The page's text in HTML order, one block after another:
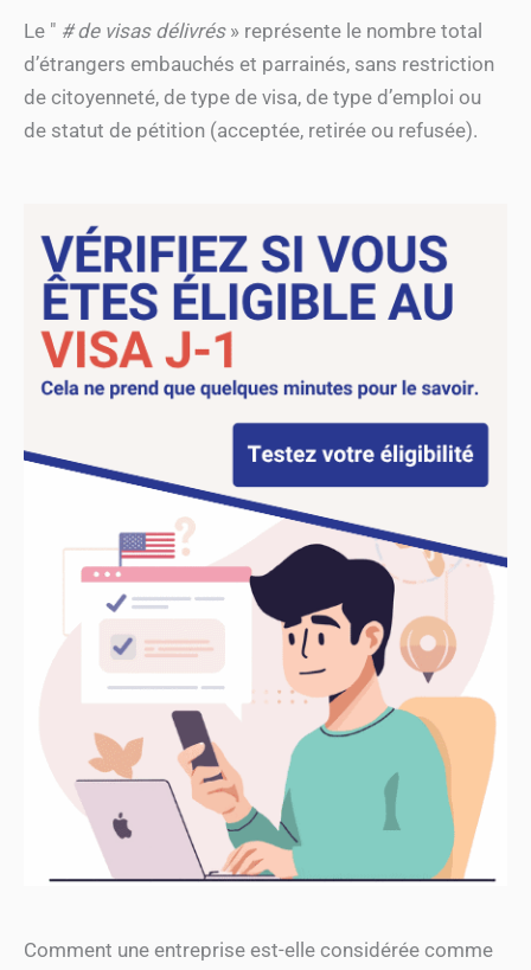
Le " # de visas délivrés» représente le nombre total
d’étrangers embauchés et parrainés, sans restriction
de citoyenneté, de type de visa, de type d’emploi ou
de statut de pétition (acceptée, retirée ou refusée).
Comment une entreprise est-elle considérée comme